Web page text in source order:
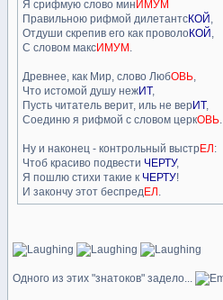
Я срифмую слово мин ИМУМ
Правильною рифмой дилетантсКОЙ ,
Отдуши скрепив его как проволоКОЙ ,
С словом максИМУМ .
Древнее, как Мир, слово ЛюбОВЬ,
Что истомой душу нежИТ,
Пусть читатель верит, иль не верИТ,
Соединю я рифмой с словом церкОВЬ.
Ну и наконец - контрольный выстрЕЛ :
Чтоб красиво подвести ЧЕРТУ,
Я пошлю стихи такие к ЧЕРТУ!
И закончу этот беспредЕЛ .
Одного из этих "знатоков" задело...